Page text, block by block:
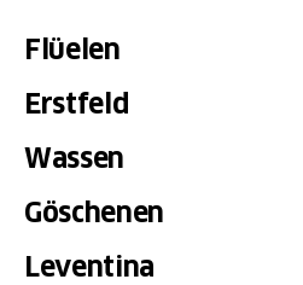
Flüelen
Erstfeld
Wassen
Göschenen
Leventina